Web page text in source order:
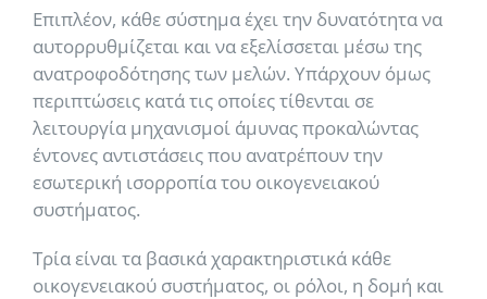
Επιπλέον, κάθε σύστημα έχει την δυνατότητα να
αυτορρυθμίζεται και να εξελίσσεται μέσω της
ανατροφοδότησης των μελών. Υπάρχουν όμως
περιπτώσεις κατά τις οποίες τίθενται σε
λειτουργία μηχανισμοί άμυνας προκαλώντας
έντονες αντιστάσεις που ανατρέπουν την
εσωτερική ισορροπία του οικογενειακού
συστήματος.
Τρία είναι τα βασικά χαρακτηριστικά κάθε
οικογενειακού συστήματος, οι ρόλοι, η δομή και